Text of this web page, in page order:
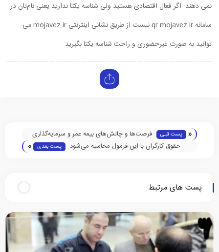
نمی دهند. اگر فعال اقتصادی هستید ولی شناسه یکتا ندارید یعنی نام‌تان در
سامانه qr.mojavez.ir نیست از طریق نشانی اینترنتی mojavez.ir می
توانید به صورت غیرحضوری و راحت شناسه یکتا بگیرید.
« پست قبلی
فرصت‌ها و چالش‌های بیمه عمر و سرمایه‌گذاری
حقوق کارگران با این فرمول محاسبه می‌شود
پست بعدی »
پست های مرتبط